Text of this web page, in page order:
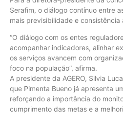
Serafim, o diálogo contínuo entre
mais previsibilidade e consistência
“O diálogo com os entes
acompanhar indicadores, alinhar
os serviços avancem com
foco na população”, afirma.
A presidente da AGERO, Silvia
que Pimenta Bueno já apresenta
reforçando a importância do
cumprimento das metas e a